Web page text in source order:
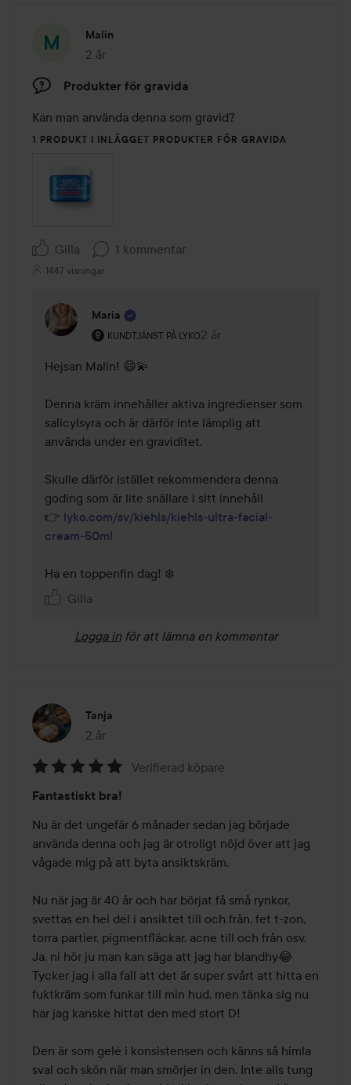
Malin
2 år
Inlägget skapades 2 år
Produkter för gravida
Kan man använda denna som gravid?
1 PRODUKT I INLÄGGET PRODUKTER FÖR GRAVIDA
Gilla 1 kommentar
1447 visningar
Maria
KUNDTJÄNST PÅ LYKO
Användarens roll: Kundtjänst på Lyko.
2 år
Kommentaren lades 2 år
Hejsan Malin! 😄💫
Denna kräm innehåller aktiva ingredienser som
salicylsyra och är därför inte lämplig att
använda under en graviditet.
Skulle därför istället rekommendera denna
goding som är lite snällare i sitt innehåll
👉 lyko.com/sv/kiehls/kiehls-ultra-facial-
cream-50ml
Ha en toppenfin dag! ❄️
Gilla
Logga in för att lämna en kommentar
Tanja
2 år
Inlägget skapades 2 år
5
av
5
Verifierad köpare
Fantastiskt bra!
Nu är det ungefär 6 månader sedan jag började
använda denna och jag är otroligt nöjd över att jag
vågade mig på att byta ansiktskräm.
Nu när jag är 40 år och har börjat få små rynkor,
svettas en hel del i ansiktet till och från, fet t-zon,
torra partier, pigmentfläckar, acne till och från osv.
Ja, ni hör ju man kan säga att jag har blandhy😂
Tycker jag i alla fall att det är super svårt att hitta en
fuktkräm som funkar till min hud, men tänka sig nu
har jag kanske hittat den med stort D!
Den är som gelé i konsistensen och känns så himla
sval och skön när man smörjer in den. Inte alls tung